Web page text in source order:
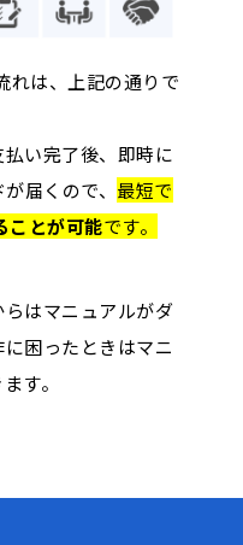
れは、上記の通りで
い完了後、即時に
届くので、 最短で
ことが可能です。
はマニュアルがダ
困ったときはマニ
す。